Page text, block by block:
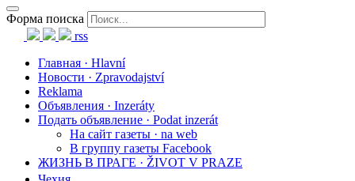
Форма поиска
rss
Главная · Hlavní
Новости · Zpravodajství
Reklama
Объявления · Inzeráty
Подать объявление · Podat inzerát
На сайт газеты · na web
В группу газеты Facebook
ЖИЗНЬ В ПРАГЕ · ŽIVOT V PRAZE